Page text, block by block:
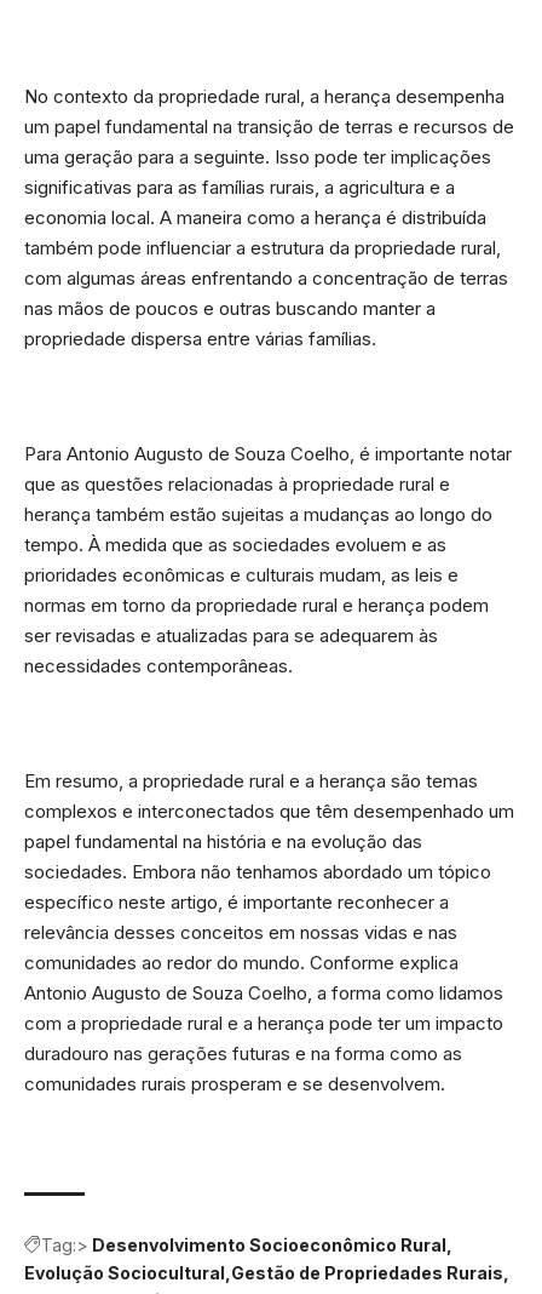
No contexto da propriedade rural, a herança desempenha
um papel fundamental na transição de terras e recursos de
uma geração para a seguinte. Isso pode ter implicações
significativas para as famílias rurais, a agricultura e a
economia local. A maneira como a herança é distribuída
também pode influenciar a estrutura da propriedade rural,
com algumas áreas enfrentando a concentração de terras
nas mãos de poucos e outras buscando manter a
propriedade dispersa entre várias famílias.
Para Antonio Augusto de Souza Coelho, é importante notar
que as questões relacionadas à propriedade rural e
herança também estão sujeitas a mudanças ao longo do
tempo. À medida que as sociedades evoluem e as
prioridades econômicas e culturais mudam, as leis e
normas em torno da propriedade rural e herança podem
ser revisadas e atualizadas para se adequarem às
necessidades contemporâneas.
Em resumo, a propriedade rural e a herança são temas
complexos e interconectados que têm desempenhado um
papel fundamental na história e na evolução das
sociedades. Embora não tenhamos abordado um tópico
específico neste artigo, é importante reconhecer a
relevância desses conceitos em nossas vidas e nas
comunidades ao redor do mundo. Conforme explica
Antonio Augusto de Souza Coelho, a forma como lidamos
com a propriedade rural e a herança pode ter um impacto
duradouro nas gerações futuras e na forma como as
comunidades rurais prosperam e se desenvolvem.
Tag:> Desenvolvimento Socioeconômico Rural
Evolução Sociocultural Gestão de Propriedades Rurais